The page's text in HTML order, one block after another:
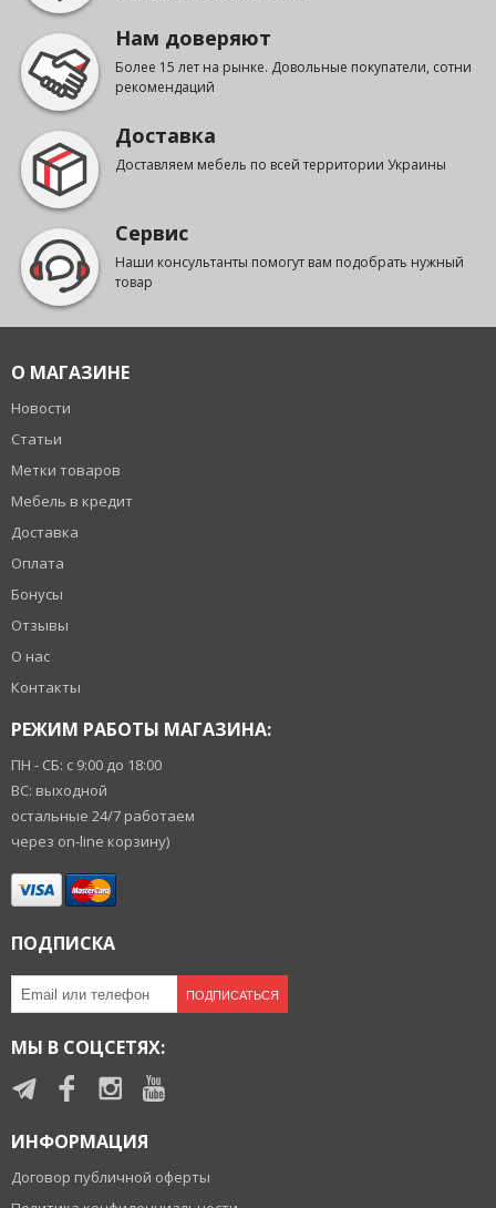
Нам доверяют
Более 15 лет на рынке. Довольные покупатели, сотни
рекомендаций
Доставка
Доставляем мебель по всей территории Украины
Сервис
Наши консультанты помогут вам подобрать нужный
товар
О МАГАЗИНЕ
Новости
Статьи
Метки товаров
Мебель в кредит
Доставка
Оплата
Бонусы
Отзывы
О нас
Контакты
РЕЖИМ РАБОТЫ МАГАЗИНА:
ПН - СБ: с 9:00 до 18:00
ВС: выходной
остальные 24/7 работаем
через on-line корзину)
ПОДПИСКА
ПОДПИСАТЬСЯ
МЫ В СОЦСЕТЯХ:
ИНФОРМАЦИЯ
Договор публичной оферты